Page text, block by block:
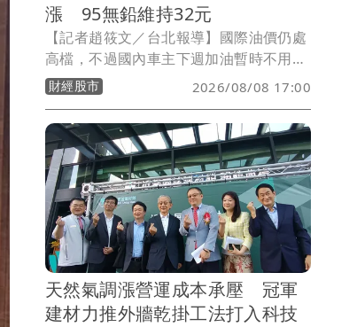
漲 95無鉛維持32元
【記者趙筱文／台北報導】國際油價仍處
高檔，不過國內車主下週加油暫時不用多
掏錢！台灣中油今（8）日宣布，自下週
一（10日）凌晨零時起至8月16日晚上12
時止，汽、柴油價格全面維持不調整，92
無鉛汽油每公升30.5元、95無鉛汽油32.0
元、98無鉛汽油34.0元，超級柴油則為
29.3元。
財經股市 2026/08/08 17:00
天然氣調漲營運成本承壓 冠軍
建材力推外牆乾掛工法打入科技